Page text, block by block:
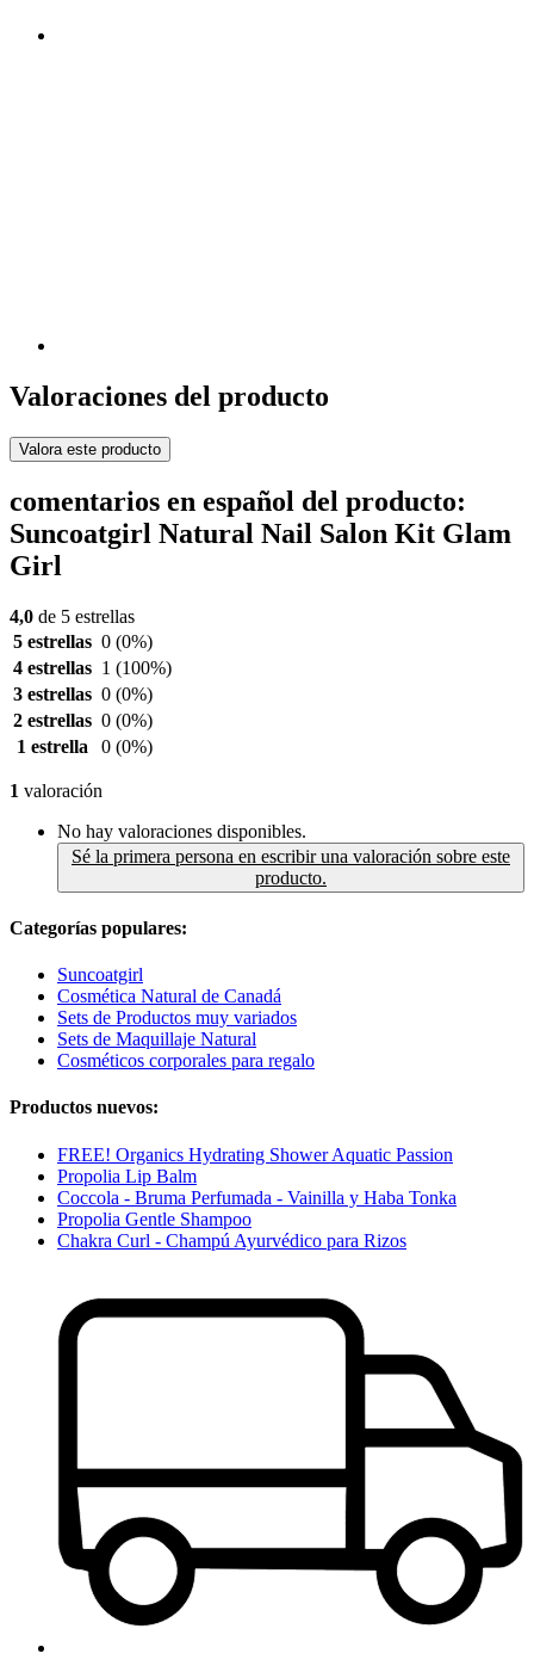
Valoraciones del producto
Valora este producto
comentarios en español del producto:
Suncoatgirl Natural Nail Salon Kit Glam
Girl
4,0 de 5 estrellas
5 estrellas 0 (0%)
4 estrellas 1 (100%)
3 estrellas 0 (0%)
2 estrellas 0 (0%)
1 estrella
0 (0%)
1 valoración
No hay valoraciones disponibles.
Sé la primera persona en escribir una valoración sobre este
producto.
Categorías populares:
Suncoatgirl
Cosmética Natural de Canadá
Sets de Productos muy variados
Sets de Maquillaje Natural
Cosméticos corporales para regalo
Productos nuevos:
FREE! Organics Hydrating Shower Aquatic Passion
Propolia Lip Balm
Coccola - Bruma Perfumada - Vainilla y Haba Tonka
Propolia Gentle Shampoo
Chakra Curl - Champú Ayurvédico para Rizos